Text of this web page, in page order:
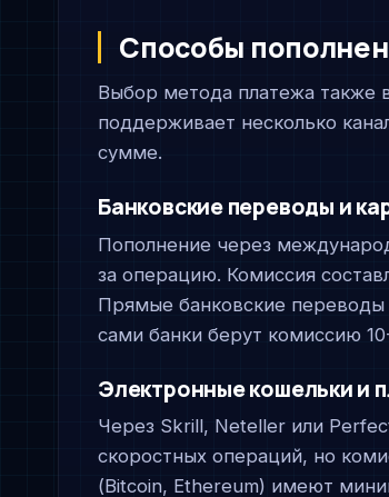
Способы
Выбор метода платежа также
поддерживает несколько
сумме.
Банковские переводы и
Пополнение через
за операцию. Комиссия
Прямые банковские
сами банки берут комиссию
Электронные кошельки и
Через Skrill, Neteller или
скоростных операций, но
(Bitcoin, Ethereum) имеют